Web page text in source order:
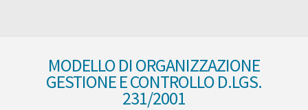
MODELLO DI ORGANIZZAZIONE
GESTIONE E CONTROLLO D.LGS.
231/2001